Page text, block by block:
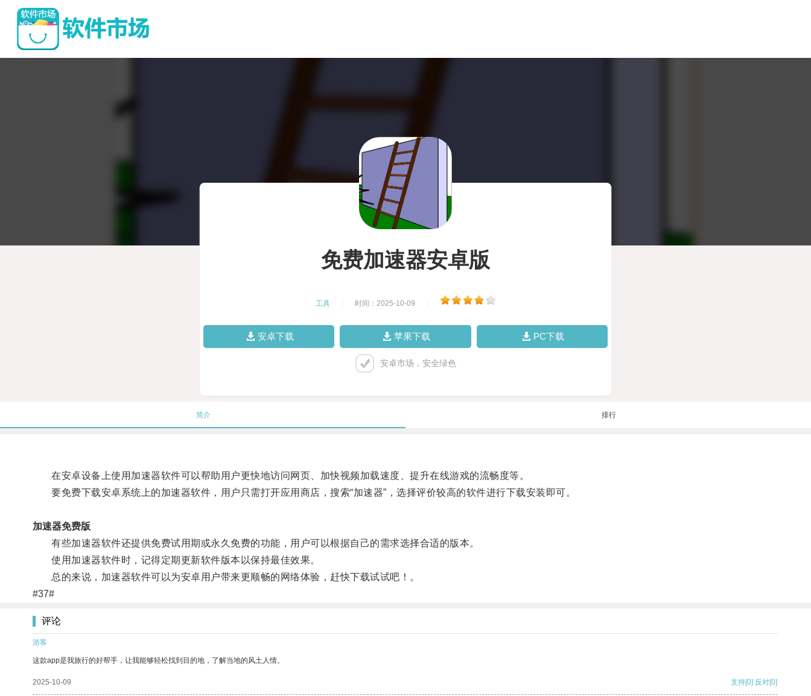
免费加速器安卓版
工具 时间：2025-10-09
安卓下载 苹果下载 PC下载
安卓市场，安全绿色
简介 排行
在安卓设备上使用加速器软件可以帮助用户更快地访问网页、加快视频加载速度、提升在线游戏的流畅度等。
要免费下载安卓系统上的加速器软件，用户只需打开应用商店，搜索“加速器”，选择评价较高的软件进行下载安装即可。
加速器免费版
有些加速器软件还提供免费试用期或永久免费的功能，用户可以根据自己的需求选择合适的版本。
使用加速器软件时，记得定期更新软件版本以保持最佳效果。
总的来说，加速器软件可以为安卓用户带来更顺畅的网络体验，赶快下载试试吧！。
#37#
评论
游客
这款app是我旅行的好帮手，让我能够轻松找到目的地，了解当地的风土人情。
2025-10-09 支持[0] 反对[0]